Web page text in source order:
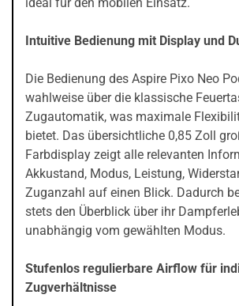
Intuitive Bedienung mit Display und
Die Bedienung des Aspire Pixo Neo
wahlweise über die klassische
Zugautomatik, was maximale
bietet. Das übersichtliche 0,85 Zoll
Farbdisplay zeigt alle relevanten
Akkustand, Modus, Leistung,
Zuganzahl auf einen Blick. Dadurch
stets den Überblick über ihr
unabhängig vom gewählten Modus.
Stufenlos regulierbare Airflow für
Zugverhältnisse